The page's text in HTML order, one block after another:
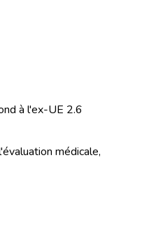
à l'ex-UE 2.6
médicale,